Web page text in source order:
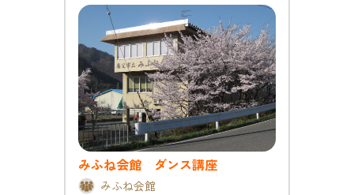
みふね会館 ダンス講座
みふね会館